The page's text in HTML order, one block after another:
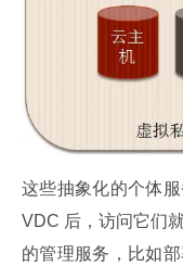
这些抽象化的个体
VDC 后，访问它们
的管理服务，比如